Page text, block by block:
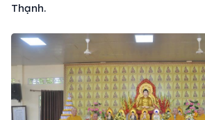
Thạnh.